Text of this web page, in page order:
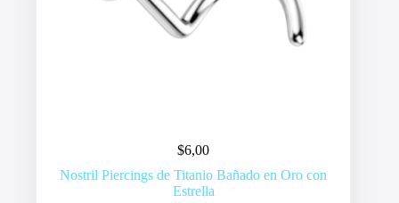
$6,00
Nostril Piercings de Titanio Bañado en Oro con
Estrella